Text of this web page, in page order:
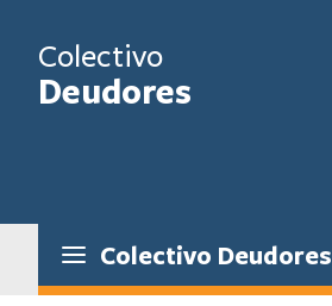
Colectivo
Deudores
Colectivo Deudores